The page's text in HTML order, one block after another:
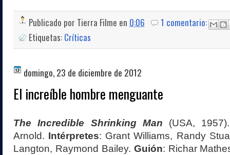
Publicado por Tierra Filme en 0:06
1 comentario:
Etiquetas: Críticas
domingo, 23 de diciembre de 2012
El increíble hombre menguante
The Incredible Shrinking Man (USA,
Arnold. Intérpretes: Grant Williams, Randy
Langton, Raymond Bailey. Guión: Richar